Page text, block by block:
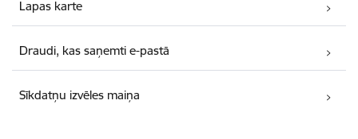
Lapas karte
Draudi, kas saņemti e-pastā
Sīkdatņu izvēles maiņa